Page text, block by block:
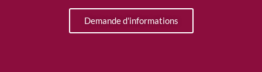
Demande d'informations